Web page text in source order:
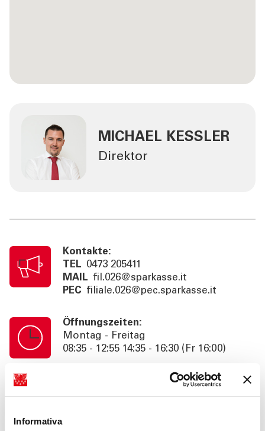
Informativa
MICHAEL KESSLER
Direktor
Kontakte:
TEL 0473 205411
MAIL fil.026@sparkasse.it
PEC filiale.026@pec.sparkasse.it
Öffnungszeiten:
Montag - Freitag
08:35 - 12:55 14:35 - 16:30 (Fr 16:00)
Kassenschalterzeiten:
Montag - Freitag